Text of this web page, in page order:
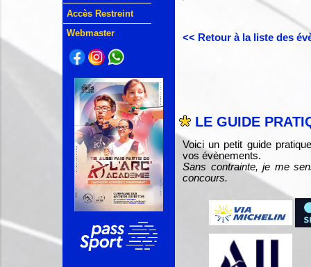
Accès Restreint
Webmaster
<< Retour à la liste des
LE GUIDE
Voici un petit guide
vos évènements.
Sans contrainte, je me
concours.